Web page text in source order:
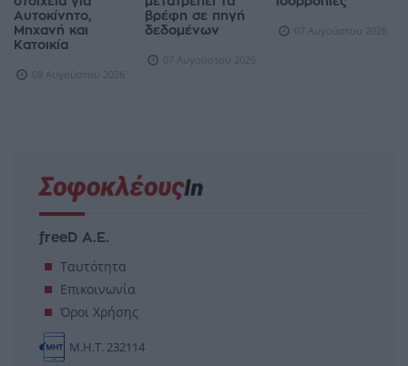
Αυτοκίνητο,
Μηχανή και
Κατοικία
08 Αυγούστου 2026
βρέφη σε πηγή
δεδομένων
07 Αυγούστου 2026
07 Αυγούστου 2026